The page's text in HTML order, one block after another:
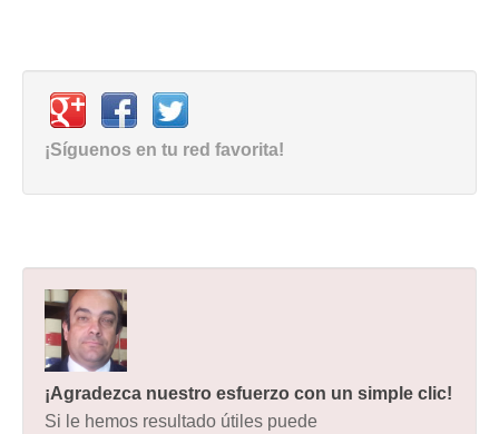
¡Síguenos en tu red favorita!
¡Agradezca nuestro esfuerzo con un simple clic!
Si le hemos resultado útiles puede